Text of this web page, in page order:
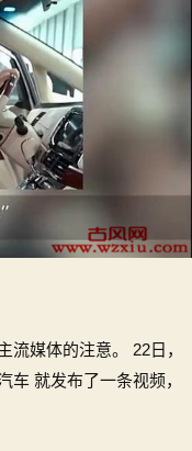
媒体的注意。 22日，
车 就发布了一条视频，